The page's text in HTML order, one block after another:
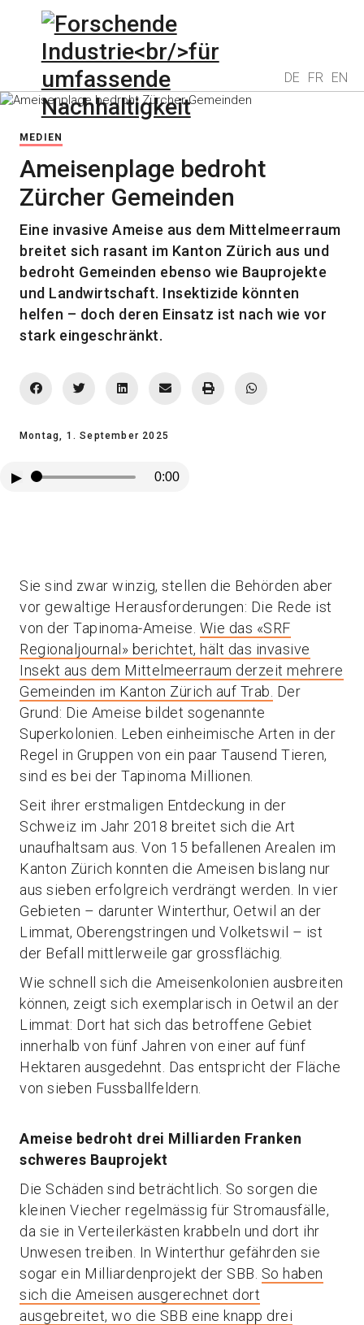
DE FR EN
MEDIEN
Ameisenplage bedroht
Zürcher Gemeinden
Eine invasive Ameise aus dem Mittelmeerraum
breitet sich rasant im Kanton Zürich aus und
bedroht Gemeinden ebenso wie Bauprojekte
und Landwirtschaft. Insektizide könnten
helfen – doch deren Einsatz ist nach wie vor
stark eingeschränkt.
Montag, 1. September 2025
▶ 0:00
Sie sind zwar winzig, stellen die Behörden aber
vor gewaltige Herausforderungen: Die Rede ist
von der Tapinoma-Ameise. Wie das «SRF
Regionaljournal» berichtet, hält das invasive
Insekt aus dem Mittelmeerraum derzeit mehrere
Gemeinden im Kanton Zürich auf Trab. Der
Grund: Die Ameise bildet sogenannte
Superkolonien. Leben einheimische Arten in der
Regel in Gruppen von ein paar Tausend Tieren,
sind es bei der Tapinoma Millionen.
Seit ihrer erstmaligen Entdeckung in der
Schweiz im Jahr 2018 breitet sich die Art
unaufhaltsam aus. Von 15 befallenen Arealen im
Kanton Zürich konnten die Ameisen bislang nur
aus sieben erfolgreich verdrängt werden. In vier
Gebieten – darunter Winterthur, Oetwil an der
Limmat, Oberengstringen und Volketswil – ist
der Befall mittlerweile gar grossflächig.
Wie schnell sich die Ameisenkolonien ausbreiten
können, zeigt sich exemplarisch in Oetwil an der
Limmat: Dort hat sich das betroffene Gebiet
innerhalb von fünf Jahren von einer auf fünf
Hektaren ausgedehnt. Das entspricht der Fläche
von sieben Fussballfeldern.
Ameise bedroht drei Milliarden Franken
schweres Bauprojekt
Die Schäden sind beträchtlich. So sorgen die
kleinen Viecher regelmässig für Stromausfälle,
da sie in Verteilerkästen krabbeln und dort ihr
Unwesen treiben. In Winterthur gefährden sie
sogar ein Milliardenprojekt der SBB. So haben
sich die Ameisen ausgerechnet dort
ausgebreitet, wo die SBB eine knapp drei